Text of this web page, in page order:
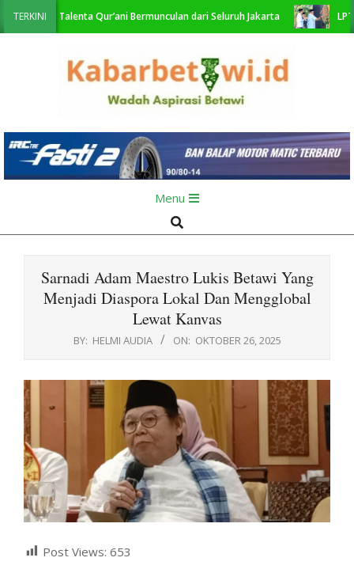
Skip
to
TERKINI
Talenta Qur’ani Bermunculan dari Seluruh Jakarta LPTQ DKI
KabarBetawi.id
Menu
Menu
Search
Sarnadi Adam Maestro Lukis Betawi Yang
Menjadi Diaspora Lokal Dan Mengglobal
Lewat Kanvas
BY: HELMI AUDIA ON: OKTOBER 26, 2025
Post Views: 653